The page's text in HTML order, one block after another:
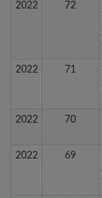
2022 72
2022 71
2022 70
2022 69